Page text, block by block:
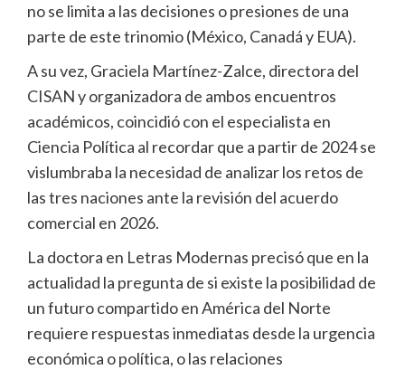
no se limita a las decisiones o presiones de una
parte de este trinomio (México, Canadá y EUA).
A su vez, Graciela Martínez-Zalce, directora del
CISAN y organizadora de ambos encuentros
académicos, coincidió con el especialista en
Ciencia Política al recordar que a partir de 2024 se
vislumbraba la necesidad de analizar los retos de
las tres naciones ante la revisión del acuerdo
comercial en 2026.
La doctora en Letras Modernas precisó que en la
actualidad la pregunta de si existe la posibilidad de
un futuro compartido en América del Norte
requiere respuestas inmediatas desde la urgencia
económica o política, o las relaciones